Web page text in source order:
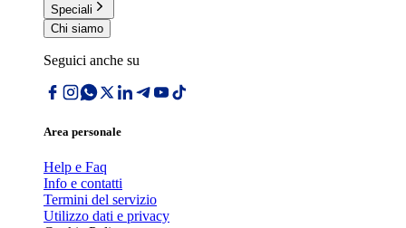
Speciali
Chi siamo
Seguici anche su
Area personale
Help e Faq
Info e contatti
Termini del servizio
Utilizzo dati e privacy